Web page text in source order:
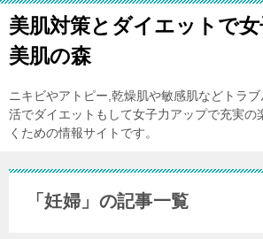
美肌対策とダイエットで
美肌の森
ニキビやアトピー,乾燥肌や敏感肌などトラ
活でダイエットもして女子力アップで充実の
くための情報サイトです。
「妊婦」の記事一覧